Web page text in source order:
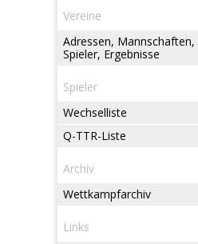
Vereine
Adressen, Mannschaften,
Spieler, Ergebnisse
Spieler
Wechselliste
Q-TTR-Liste
Archiv
Wettkampfarchiv
Links